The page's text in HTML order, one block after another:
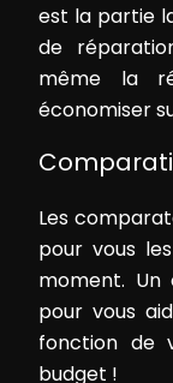
est la partie
de
même la
économiser
Les
pour vous
moment.
pour vous
fonction de
budget !